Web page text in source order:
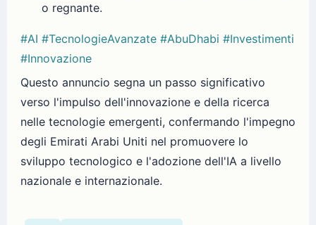
o regnante.
#AI #TecnologieAvanzate #AbuDhabi #Investimenti
#Innovazione
Questo annuncio segna un passo significativo
verso l'impulso dell'innovazione e della ricerca
nelle tecnologie emergenti, confermando l'impegno
degli Emirati Arabi Uniti nel promuovere lo
sviluppo tecnologico e l'adozione dell'IA a livello
nazionale e internazionale.